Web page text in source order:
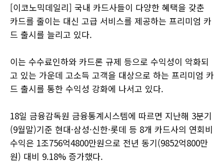
[이코노믹데일리] 국내 카드사들이 다양한 혜택을 갖춘
카드를 줄이는 대신 고급 서비스를 제공하는 프리미엄 카
드 출시를 늘리고 있다.
이는 수수료인하와 카드론 규제 등으로 수익성이 악화되
고 있는 가운데 고소득 고객을 대상으로 하는 프리미엄 카
드 출시를 통한 수익성 강화에 나서고 있다.
18일 금융감독원 금융통계시스템에 따르면 지난해 3분기
(9월말)기준 현대·삼성·신한·롯데 등 8개 카드사의 연회비
수익은 1조756억4800만원으로 전년 동기(9852억800만
원) 대비 9.18% 증가했다.